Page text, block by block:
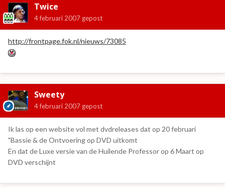
Twice
4 februari 2007 gepost
http://frontpage.fok.nl/nieuws/73085
Sweety
4 februari 2007 gepost
Ik las op een website vol met dvdreleases dat op 20 februari
"Bassie & de Ontvoering op DVD uitkomt
En dat de Luxe versie van de Huilende Professor op 6 Maart op
DVD verschijnt